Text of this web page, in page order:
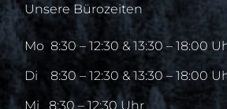
Unsere Bürozeiten
Mo8:30 – 12:30 & 13:30 – 18:00
Di8:30 – 12:30 & 13:30 – 18:00
Mi8:30 – 12:30 Uhr